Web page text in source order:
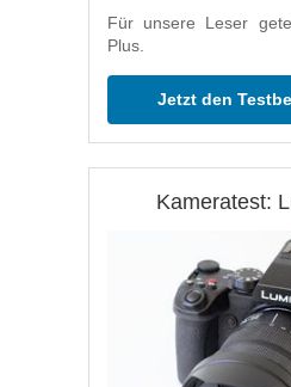
Für unsere Leser
Plus.
Jetzt den
Kameratest: